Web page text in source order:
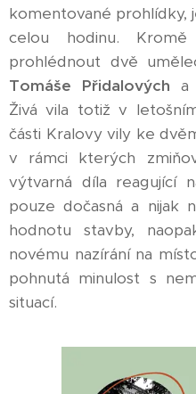
komentované prohlídky,
celou hodinu.
prohlédnout dvě
Tomáše Přidalových a
Živá vila totiž v
části Kralovy vily ke
v rámci kterých
výtvarná díla reagující
pouze dočasná a nijak
hodnotu stavby,
novému nazírání na
pohnutá minulost s
situací.